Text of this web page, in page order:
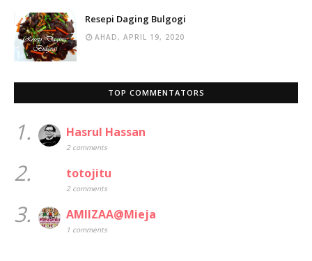
Resepi Daging Bulgogi
AHAD, APRIL 19, 2020
TOP COMMENTATORS
1. Hasrul Hassan
2 comments
2. totojitu
2 comments
3. AMIIZAA@Mieja
1 comments